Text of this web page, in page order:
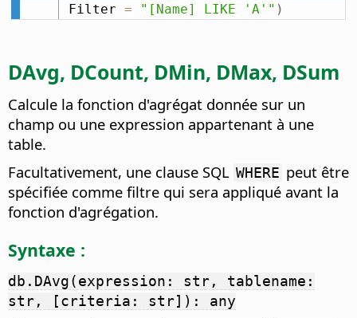
Filter = "[Name] LIKE 'A'" )
DAvg, DCount, DMin, DMax, DSum
Calcule la fonction d'agrégat donnée sur un
champ ou une expression appartenant à une
table.
Facultativement, une clause SQL WHERE peut être
spécifiée comme filtre qui sera appliqué avant la
fonction d'agrégation.
Syntaxe :
db.DAvg(expression: str, tablename:
str, [criteria: str]): any